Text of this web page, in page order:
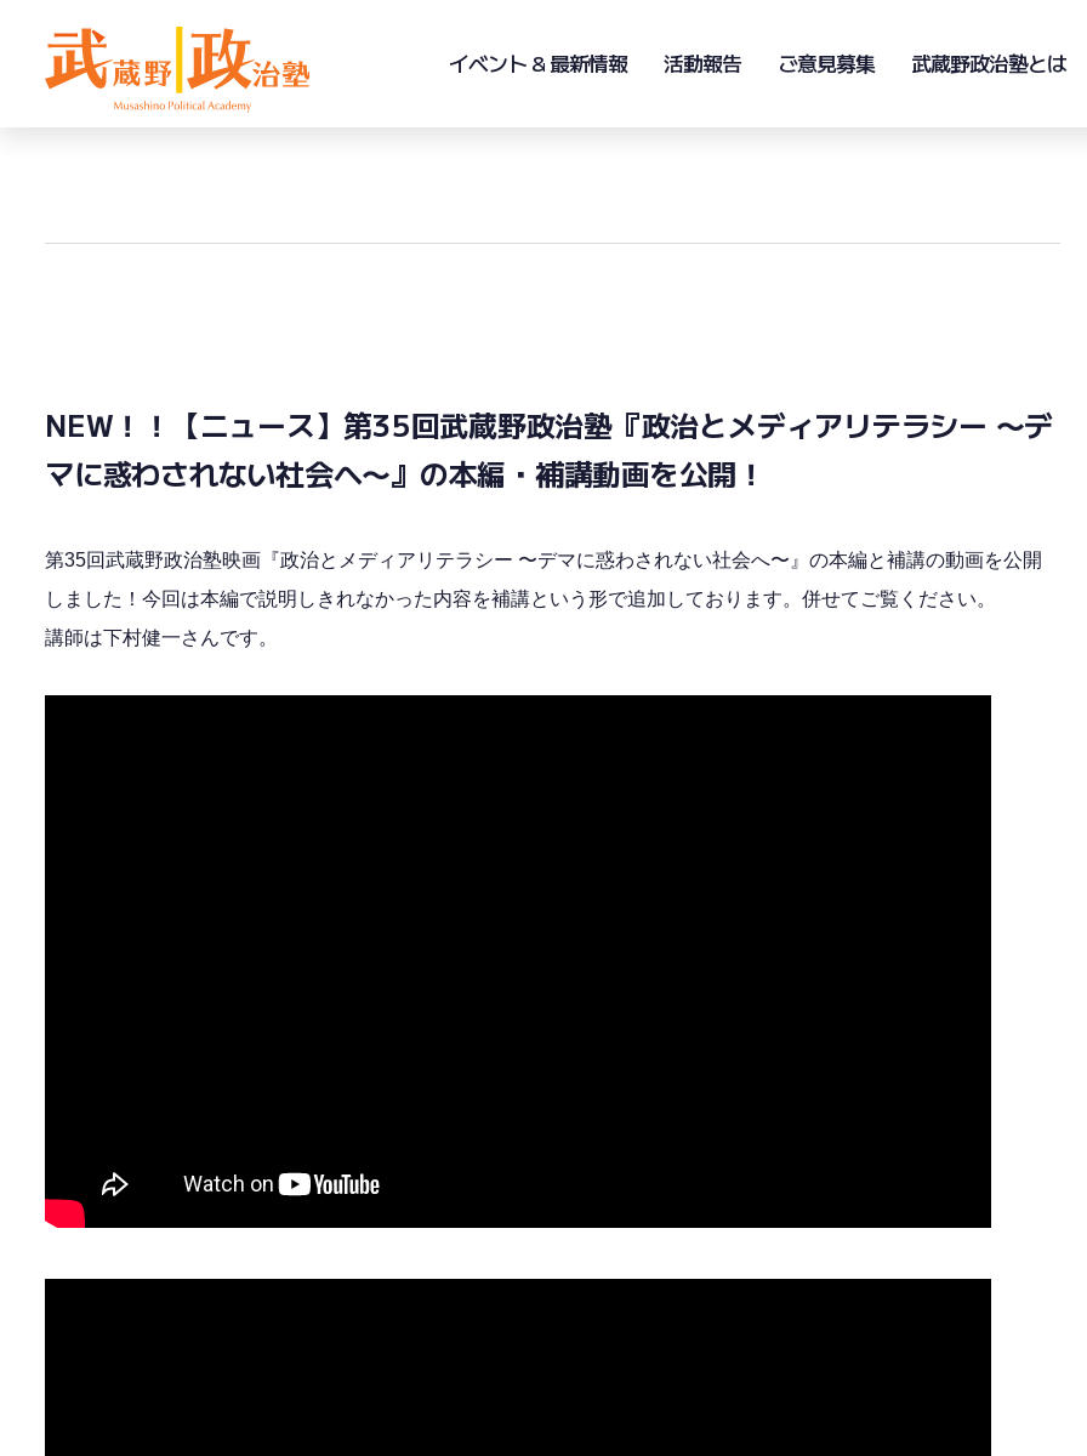
primary
イベント & 最新情報 活動報告 ご意見募集 武蔵野政治塾とは
NEW！！【ニュース】第35回武蔵野政治塾『政治とメディアリテラシー 〜デ
マに惑わされない社会へ〜』の本編・補講動画を公開！
第35回武蔵野政治塾映画『政治とメディアリテラシー 〜デマに惑わされない社会へ〜』の本編と補講の動画を公開
しました！今回は本編で説明しきれなかった内容を補講という形で追加しております。併せてご覧ください。
講師は下村健一さんです。